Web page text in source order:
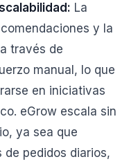
La
y la
través de
manual, lo que
en iniciativas
eGrow escala sin
ya sea que
pedidos diarios,